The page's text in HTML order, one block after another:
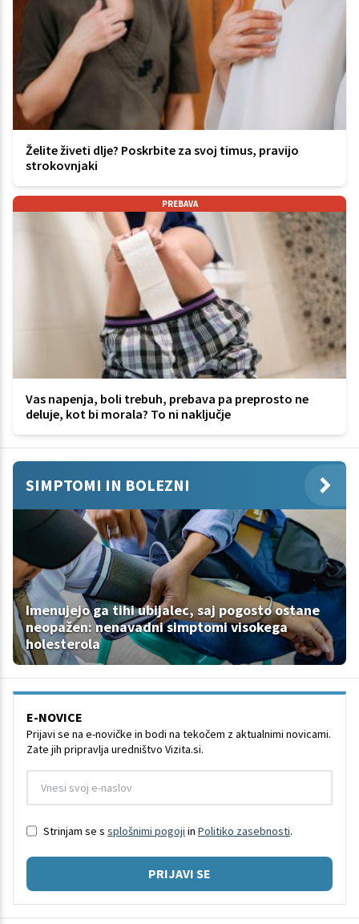
Želite živeti dlje? Poskrbite za svoj timus, pravijo
strokovnjaki
PREBAVA
Vas napenja, boli trebuh, prebava pa preprosto ne
deluje, kot bi morala? To ni naključje
SIMPTOMI IN BOLEZNI
Imenujejo ga tihi ubijalec, saj pogosto ostane
neopažen: nenavadni simptomi visokega
holesterola
E-NOVICE
Prijavi se na e-novičke in bodi na tekočem z aktualnimi novicami.
Zate jih pripravlja uredništvo Vizita.si.
Strinjam se s splošnimi pogoji in Politiko zasebnosti.
PRIJAVI SE